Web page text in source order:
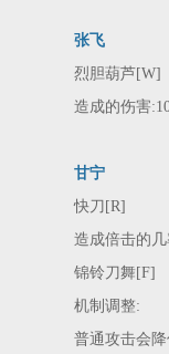
张飞
烈胆葫芦[W]
造成的伤害
甘宁
快刀[R]
造成倍击的几
锦铃刀舞[F]
机制调整:
普通攻击会